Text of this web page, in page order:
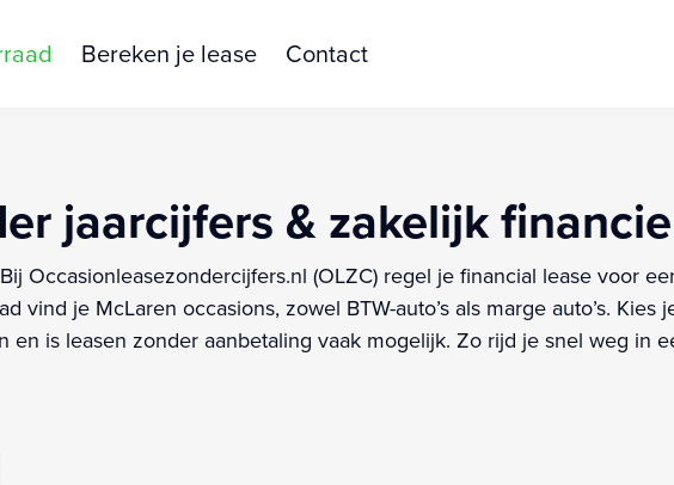
Bereken je lease Contact
jaarcijfers & zakelijk
Occasionleasezondercijfers.nl (OLZC) regel je financial lease voor
vind je McLaren occasions, zowel BTW-auto’s als marge auto’s. Kies
is leasen zonder aanbetaling vaak mogelijk. Zo rijd je snel weg in